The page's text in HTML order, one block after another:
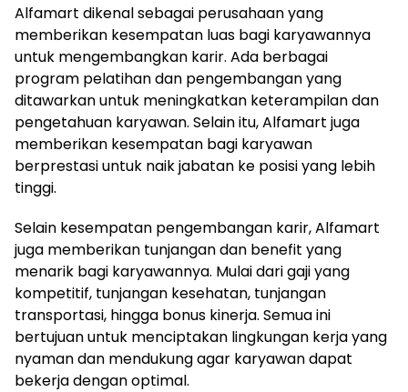
Alfamart dikenal sebagai perusahaan yang
memberikan kesempatan luas bagi karyawannya
untuk mengembangkan karir. Ada berbagai
program pelatihan dan pengembangan yang
ditawarkan untuk meningkatkan keterampilan dan
pengetahuan karyawan. Selain itu, Alfamart juga
memberikan kesempatan bagi karyawan
berprestasi untuk naik jabatan ke posisi yang lebih
tinggi.
Selain kesempatan pengembangan karir, Alfamart
juga memberikan tunjangan dan benefit yang
menarik bagi karyawannya. Mulai dari gaji yang
kompetitif, tunjangan kesehatan, tunjangan
transportasi, hingga bonus kinerja. Semua ini
bertujuan untuk menciptakan lingkungan kerja yang
nyaman dan mendukung agar karyawan dapat
bekerja dengan optimal.